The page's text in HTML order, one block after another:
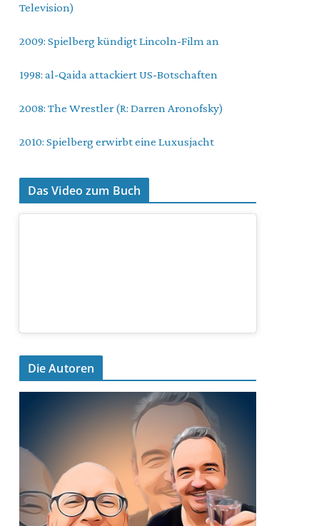
Television)
2009: Spielberg kündigt Lincoln-Film an
1998: al-Qaida attackiert US-Botschaften
2008: The Wrestler (R: Darren Aronofsky)
2010: Spielberg erwirbt eine Luxusjacht
Das Video zum Buch
Die Autoren